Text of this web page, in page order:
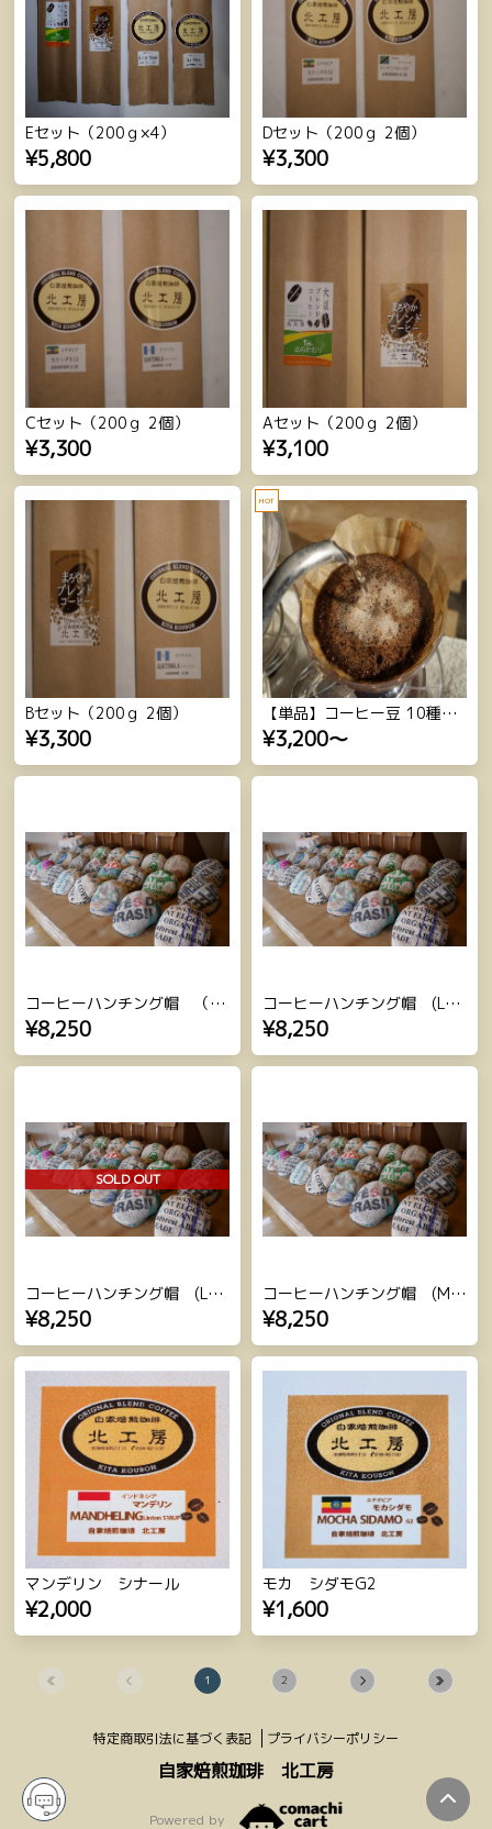
Eセット（200ｇ×4）
¥5,800
Dセット（200ｇ 2個）
¥3,300
Cセット（200ｇ 2個）
¥3,300
Aセット（200ｇ 2個）
¥3,100
Bセット（200ｇ 2個）
¥3,300
HOT
【単品】コーヒー豆 10種（200ｇ 2個）
¥3,200～
コーヒーハンチング帽 （M-1~10）
¥8,250
コーヒーハンチング帽 (L-29～L-36）
¥8,250
SOLD OUT
コーヒーハンチング帽 (L-19～L-28）
¥8,250
コーヒーハンチング帽 (M-11~18）
¥8,250
マンデリン シナール
¥2,000
モカ シダモG2
¥1,600
1 2
特定商取引法に基づく表記 プライバシーポリシー
自家焙煎珈琲 北工房
Powered by